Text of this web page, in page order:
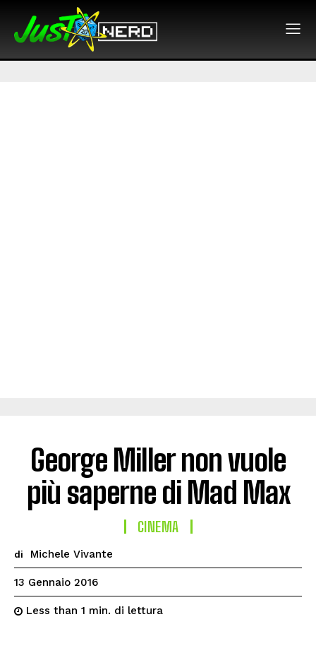
George Miller non vuole
più saperne di Mad Max
CINEMA
di Michele Vivante
13 Gennaio 2016
Less than 1 min. di lettura